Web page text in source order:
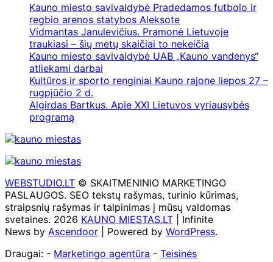
Kauno miesto savivaldybė Pradedamos futbolo ir
regbio arenos statybos Aleksote
Vidmantas Janulevičius. Pramonė Lietuvoje
traukiasi – šių metų skaičiai to nekeičia
Kauno miesto savivaldybė UAB „Kauno vandenys“
atliekami darbai
Kultūros ir sporto renginiai Kauno rajone liepos 27 –
rugpjūčio 2 d.
Algirdas Bartkus. Apie XXI Lietuvos vyriausybės
programą
WEBSTUDIO.LT © SKAITMENINIO MARKETINGO
PASLAUGOS. SEO tekstų rašymas, turinio kūrimas,
straipsnių rašymas ir talpinimas į mūsų valdomas
svetaines. 2026 KAUNO MIESTAS.LT | Infinite
News by Ascendoor | Powered by WordPress.
Draugai: - Marketingo agentūra - Teisinės